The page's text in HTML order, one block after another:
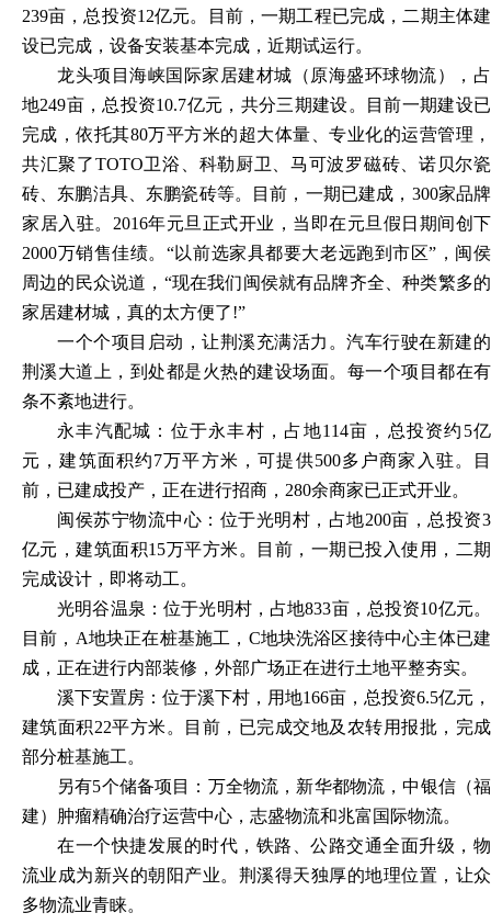
239亩，总投资12亿元。目前，一期工程已完成，二期主体建
设已完成，设备安装基本完成，近期试运行。
龙头项目海峡国际家居建材城（原海盛环球物流），占
地249亩，总投资10.7亿元，共分三期建设。目前一期建设已
完成，依托其80万平方米的超大体量、专业化的运营管理，
共汇聚了TOTO卫浴、科勒厨卫、马可波罗磁砖、诺贝尔瓷
砖、东鹏洁具、东鹏瓷砖等。目前，一期已建成，300家品牌
家居入驻。2016年元旦正式开业，当即在元旦假日期间创下
2000万销售佳绩。“以前选家具都要大老远跑到市区”，闽侯
周边的民众说道，“现在我们闽侯就有品牌齐全、种类繁多的
家居建材城，真的太方便了!”
一个个项目启动，让荆溪充满活力。汽车行驶在新建的
荆溪大道上，到处都是火热的建设场面。每一个项目都在有
条不紊地进行。
永丰汽配城：位于永丰村，占地114亩，总投资约5亿
元，建筑面积约7万平方米，可提供500多户商家入驻。目
前，已建成投产，正在进行招商，280余商家已正式开业。
闽侯苏宁物流中心：位于光明村，占地200亩，总投资3
亿元，建筑面积15万平方米。目前，一期已投入使用，二期
完成设计，即将动工。
光明谷温泉：位于光明村，占地833亩，总投资10亿元。
目前，A地块正在桩基施工，C地块洗浴区接待中心主体已建
成，正在进行内部装修，外部广场正在进行土地平整夯实。
溪下安置房：位于溪下村，用地166亩，总投资6.5亿元，
建筑面积22平方米。目前，已完成交地及农转用报批，完成
部分桩基施工。
另有5个储备项目：万全物流，新华都物流，中银信（福
建）肿瘤精确治疗运营中心，志盛物流和兆富国际物流。
在一个快捷发展的时代，铁路、公路交通全面升级，物
流业成为新兴的朝阳产业。荆溪得天独厚的地理位置，让众
多物流业青睐。